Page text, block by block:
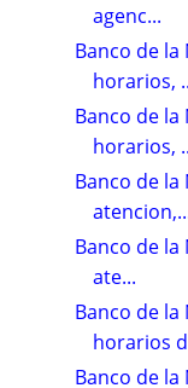
agenc...
Banco de la
horarios,
Banco de
horarios,
Banco de
Banco de
ate...
Banco de la
horarios
Banco de